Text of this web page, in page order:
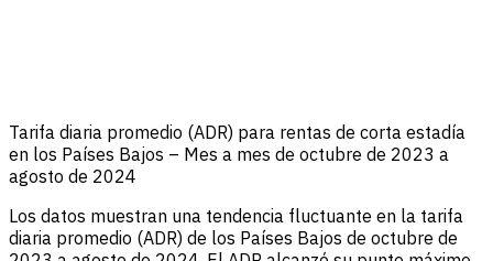
Tarifa diaria promedio (ADR) para rentas de corta estadía
en los Países Bajos – Mes a mes de octubre de 2023 a
agosto de 2024
Los datos muestran una tendencia fluctuante en la tarifa
diaria promedio (ADR) de los Países Bajos de octubre de